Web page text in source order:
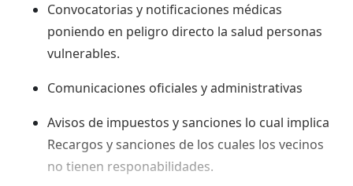
Convocatorias y notificaciones médicas
poniendo en peligro directo la salud personas
vulnerables.
Comunicaciones oficiales y administrativas
Avisos de impuestos y sanciones lo cual implica
Recargos y sanciones de los cuales los vecinos
no tienen responabilidades.